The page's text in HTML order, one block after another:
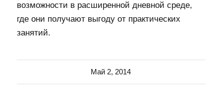
возможности в расширенной дневной среде,
где они получают выгоду от практических
занятий.
Май 2, 2014